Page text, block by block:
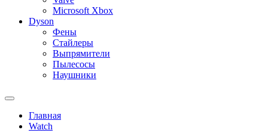
Microsoft Xbox
Dyson
Фены
Стайлеры
Выпрямители
Пылесосы
Наушники
Главная
Watch